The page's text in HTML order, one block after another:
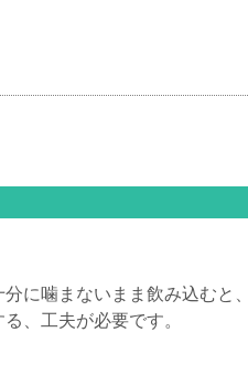
に噛まないまま飲み込むと
、工夫が必要です。